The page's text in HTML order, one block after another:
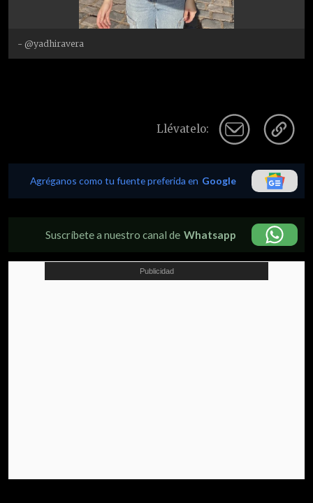
- @yadhiravera
Llévatelo:
Agréganos como tu fuente preferida en Google
Suscríbete a nuestro canal de Whatsapp